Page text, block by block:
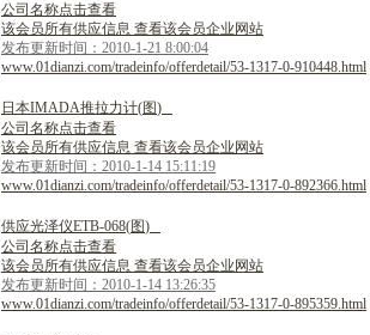
公司名称点击查看
该会员所有供应信息 查看该会员企业网站
发布更新时间：2010-1-21 8:00:04
www.01dianzi.com/tradeinfo/offerdetail/53-1317-0-910448.html
日 本IMADA推拉力计(图)
公司名称点击查看
该会员所有供应信息 查看该会员企业网站
发布更新时间：2010-1-14 15:11:19
www.01dianzi.com/tradeinfo/offerdetail/53-1317-0-892366.html
供应光泽仪ETB-068(图)
公司名称点击查看
该会员所有供应信息 查看该会员企业网站
发布更新时间：2010-1-14 13:26:35
www.01dianzi.com/tradeinfo/offerdetail/53-1317-0-895359.html